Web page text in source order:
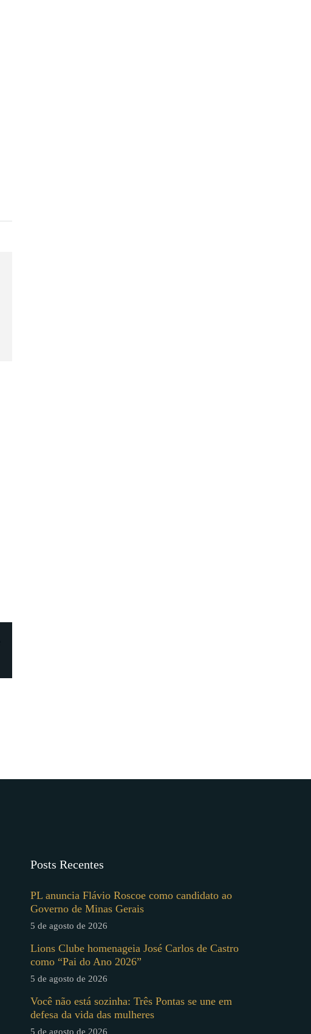
Posts Recentes
PL anuncia Flávio Roscoe como candidato ao
Governo de Minas Gerais
5 de agosto de 2026
Lions Clube homenageia José Carlos de Castro
como “Pai do Ano 2026”
5 de agosto de 2026
Você não está sozinha: Três Pontas se une em
defesa da vida das mulheres
5 de agosto de 2026